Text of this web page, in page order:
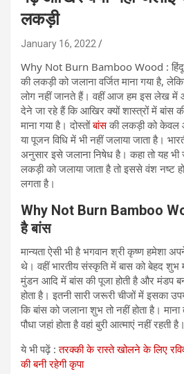
लकड़ी
January 16, 2022
Why Not Burn Bamboo Wood : हिंदू
की लकड़ी को जलाना वर्जित माना गया है,
लोग नहीं जानते हैं। वहीं आज हम इस लेख में
देने जा रहे हैं कि आखिर क्यों शास्त्रों में बांस
माना गया है। दोस्तोंबांसकी लकड़ी को केवल
या पूजन विधि में भी नहीं जलाया जाता है।
अनुसार इसे जलाना निषेध है। कहा तो यह भी
लकड़ी को जलाया जाता है तो इससे वंश नष्ट
लगता है।
Why Not Burn Bamboo
है बांस
मान्यता ऐसी भी है भगवान श्री कृष्ण हमेशा
थे। वहीं भारतीय संस्कृति में बास को बेहद शुभ
मुंडन आदि में बांस की पूजा होती है और मंडप
होता है। इतनी सारी जरूरी चीजों में इसका
कि बांस को जलाना शुभ तो नहीं होता है।
पौधा जहां होता है वहां बुरी आत्माएं नहीं रहती है।
ये भी पढ़ें :तरक्की के रास्ते खोलने के लिए
की बनी रहेगी कृपा